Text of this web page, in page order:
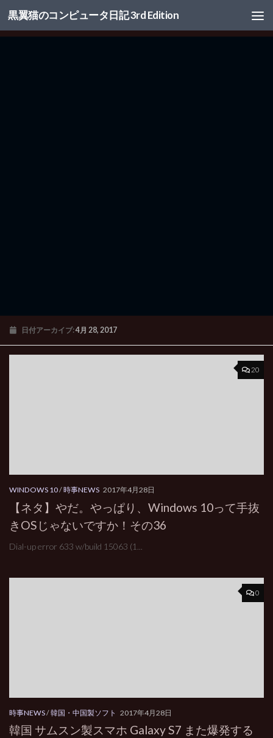
コンテンツへスキップ
黒翼猫のコンピュータ日記 3rd Edition
日付アーカイブ:4月 28, 2017
20
WINDOWS 10/時事NEWS 2017年4月28日
【ネタ】やだ。やっぱり、Windows 10って手抜
きOSじゃないですか！その36
Dial-up error 633 w/build 15063 (1...
0
時事NEWS/韓国・中国製ソフト 2017年4月28日
韓国 サムスン製スマホ Galaxy S7 また爆発する